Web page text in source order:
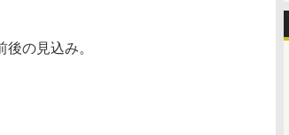
の見込み。